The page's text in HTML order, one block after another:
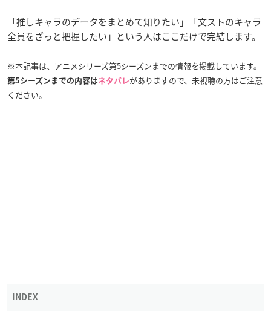
「推しキャラのデータをまとめて知りたい」「文ストのキャラ
全員をざっと把握したい」という人はここだけで完結します。
※本記事は、アニメシリーズ第5シーズンまでの情報を掲載しています。
第5シーズンまでの内容はネタバレがありますので、未視聴の方はご注意
ください。